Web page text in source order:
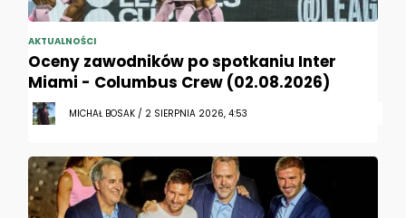
AKTUALNOŚCI
Oceny zawodników po spotkaniu Inter
Miami - Columbus Crew (02.08.2026)
MICHAŁ BOSAK / 2 SIERPNIA 2026, 4:53